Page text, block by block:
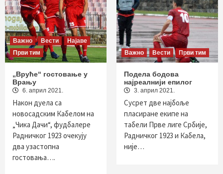
Важно Вести
Најаве
Први тим
„Вруће“ гостовање у
Врању
6. април 2021.
Након дуела са
новосадским Кабелом на
„Чика Дачи“, фудбалере
Радничког 1923 очекују
два узастопна
гостовања….
Важно Вести Први тим
Подела бодова
најреалнији епилог
3. април 2021.
Сусрет две најбоље
пласиране екипе на
табели Прве лиге Србије,
Радничког 1923 и Кабела,
није…